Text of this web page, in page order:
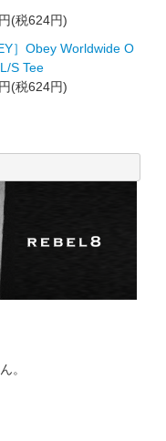
(税624円)
］Obey Worldwide O
S Tee
(税624円)
。